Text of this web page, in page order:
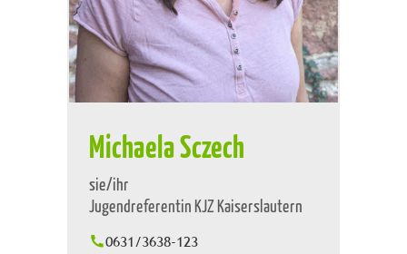
Michaela Sczech
sie/ihr
Jugendreferentin KJZ Kaiserslautern
0631/3638-123